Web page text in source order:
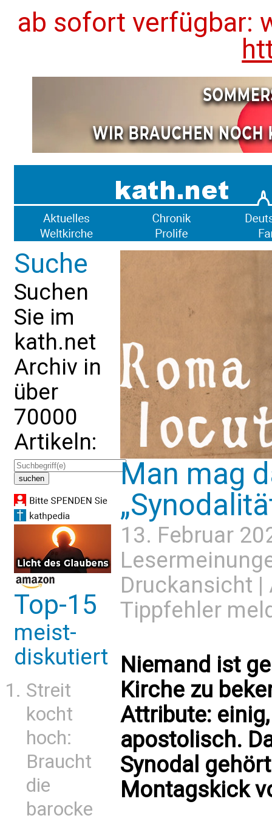
ab sofort verfügbar:
Suche
Suchen
Sie im
kath.net
Archiv in
über
70000
Artikeln:
Top-15
meist-
diskutiert
Streit
kocht
hoch:
Braucht
die
barocke
Man mag
13. Februar
Druckansicht |
Tippfehler
Niemand ist
Kirche zu
Attribute:
apostolisch.
Synodal
Montagskick